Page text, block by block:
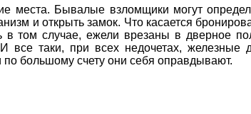
места. Бывалые взломщики могут
и открыть замок. Что касается
в том случае, ежели врезаны в дверное
таки, при всех недочетах, железные
большому счету они себя оправдывают.